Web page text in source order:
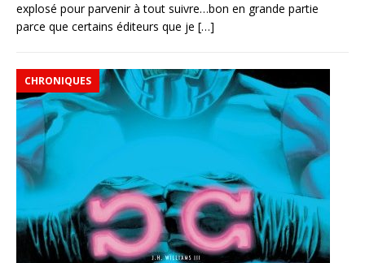
explosé pour parvenir à tout suivre…bon en grande partie
parce que certains éditeurs que je […]
CHRONIQUES